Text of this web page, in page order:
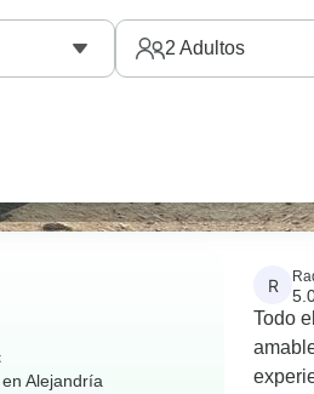
2 Adultos
Alejandría
R
Todo